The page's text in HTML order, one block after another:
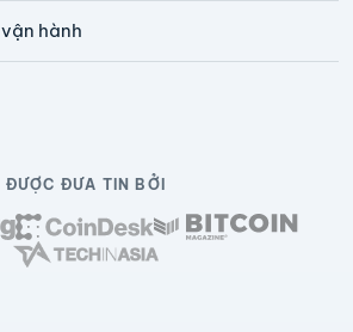
hành
ĐƯỢC ĐƯA TIN BỞI